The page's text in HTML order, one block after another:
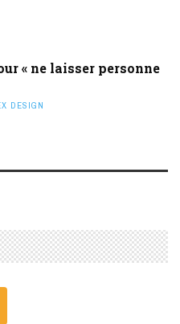
« ne laisser personne
DESIGN